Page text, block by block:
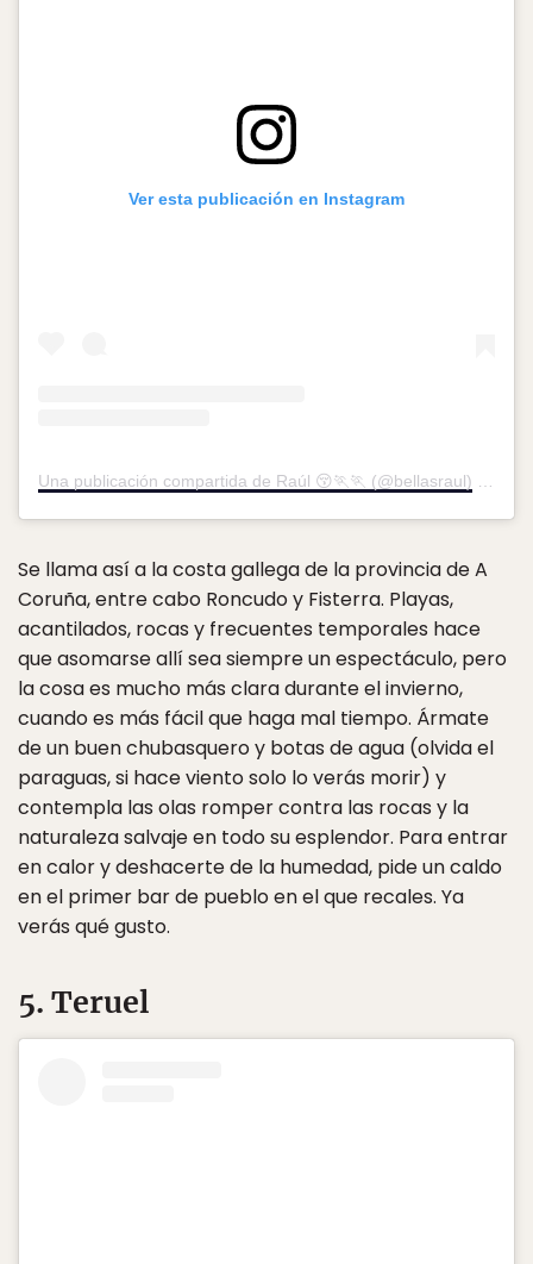
Ver esta publicación en Instagram
Una publicación compartida de Raúl 😚🏃🏃 (@bellasraul)
Se llama así a la costa gallega de la provincia de A
Coruña, entre cabo Roncudo y Fisterra. Playas,
acantilados, rocas y frecuentes temporales hace
que asomarse allí sea siempre un espectáculo, pero
la cosa es mucho más clara durante el invierno,
cuando es más fácil que haga mal tiempo. Ármate
de un buen chubasquero y botas de agua (olvida el
paraguas, si hace viento solo lo verás morir) y
contempla las olas romper contra las rocas y la
naturaleza salvaje en todo su esplendor. Para entrar
en calor y deshacerte de la humedad, pide un caldo
en el primer bar de pueblo en el que recales. Ya
verás qué gusto.
5. Teruel